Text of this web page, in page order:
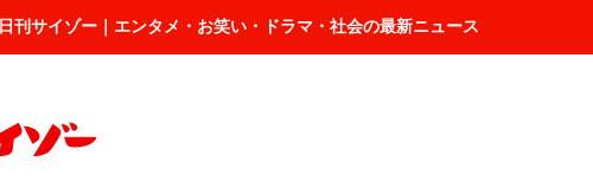
日刊サイゾー｜エンタメ・お笑い・ドラマ・社会の最新ニュース